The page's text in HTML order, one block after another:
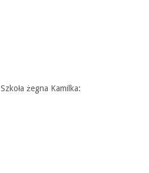
Szkoła żegna Kamilka: